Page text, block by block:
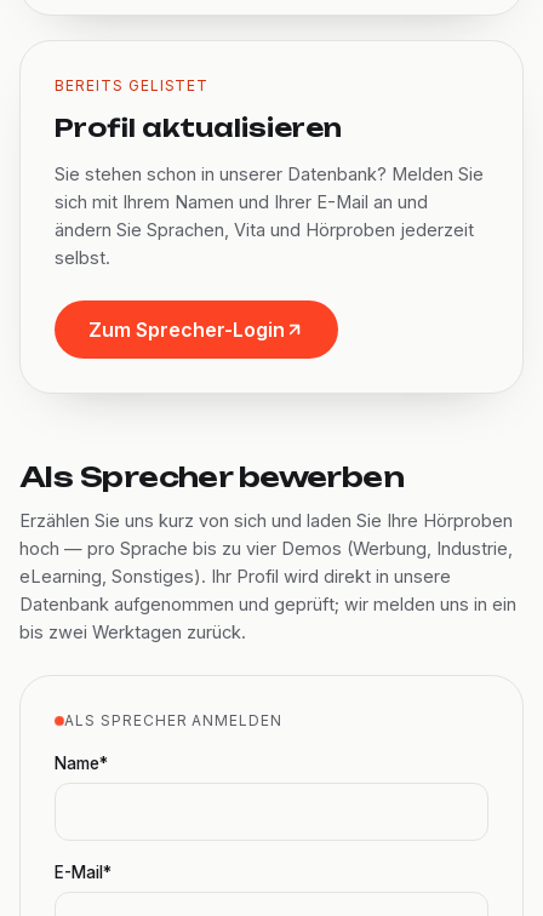
BEREITS GELISTET
Profil aktualisieren
Sie stehen schon in unserer Datenbank? Melden Sie
sich mit Ihrem Namen und Ihrer E-Mail an und
ändern Sie Sprachen, Vita und Hörproben jederzeit
selbst.
Zum Sprecher-Login
Als Sprecher bewerben
Erzählen Sie uns kurz von sich und laden Sie Ihre Hörproben
hoch — pro Sprache bis zu vier Demos (Werbung, Industrie,
eLearning, Sonstiges). Ihr Profil wird direkt in unsere
Datenbank aufgenommen und geprüft; wir melden uns in ein
bis zwei Werktagen zurück.
ALS SPRECHER ANMELDEN
Name*
E-Mail*